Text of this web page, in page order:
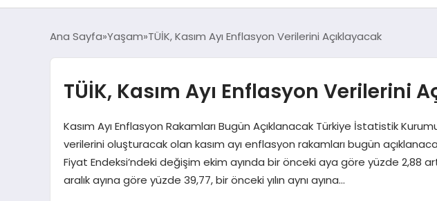
Ana Sayfa Yaşam TÜİK, Kasım Ayı Enflasyon Verilerini Açıklayacak
TÜİK, Kasım Ayı Enflasyon Verilerini
Kasım Ayı Enflasyon Rakamları Bugün Açıklanacak Türkiye İstatistik
verilerini oluşturacak olan kasım ayı enflasyon rakamları bugün
Fiyat Endeksi’ndeki değişim ekim ayında bir önceki aya göre yüzde 2,88
aralık ayına göre yüzde 39,77, bir önceki yılın aynı ayına…